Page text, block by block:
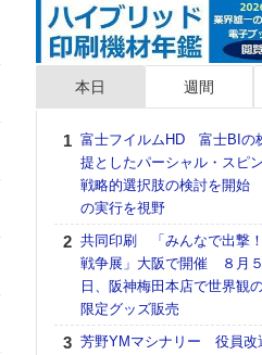
本日 週間
富士フイルムHD 富士BIの
提としたパーシャル・スピ
戦略的選択肢の検討を開始
の実行を視野
共同印刷 「みんなで出撃
戦争展」大阪で開催 ８月
日、阪神梅田本店で世界観
限定グッズ販売
芳野YMマシナリー 役員改